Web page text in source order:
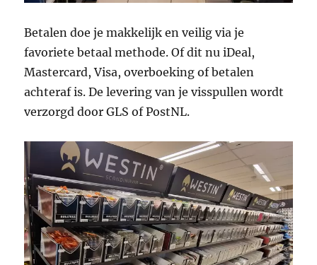
Betalen doe je makkelijk en veilig via je
favoriete betaal methode. Of dit nu iDeal,
Mastercard, Visa, overboeking of betalen
achteraf is. De levering van je visspullen wordt
verzorgd door GLS of PostNL.